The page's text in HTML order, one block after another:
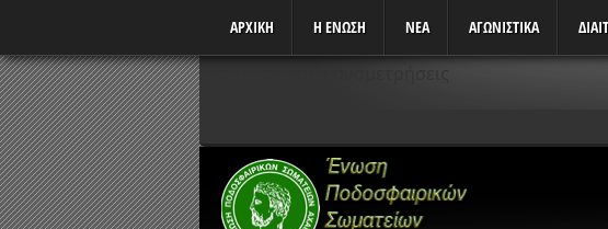
ΑΡΧΙΚΗ Η ΕΝΩΣΗ ΝΕΑ ΑΓΩΝΙΣΤΙΚΆ